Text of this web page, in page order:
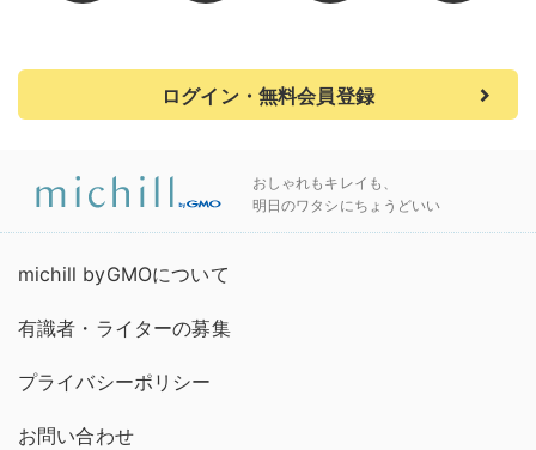
ログイン・無料会員登録
おしゃれもキレイも、
明日のワタシにちょうどいい
michill byGMOについて
有識者・ライターの募集
プライバシーポリシー
お問い合わせ